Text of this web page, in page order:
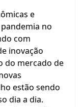
e
no
com
inovação
do mercado de
estão sendo
dia a dia.